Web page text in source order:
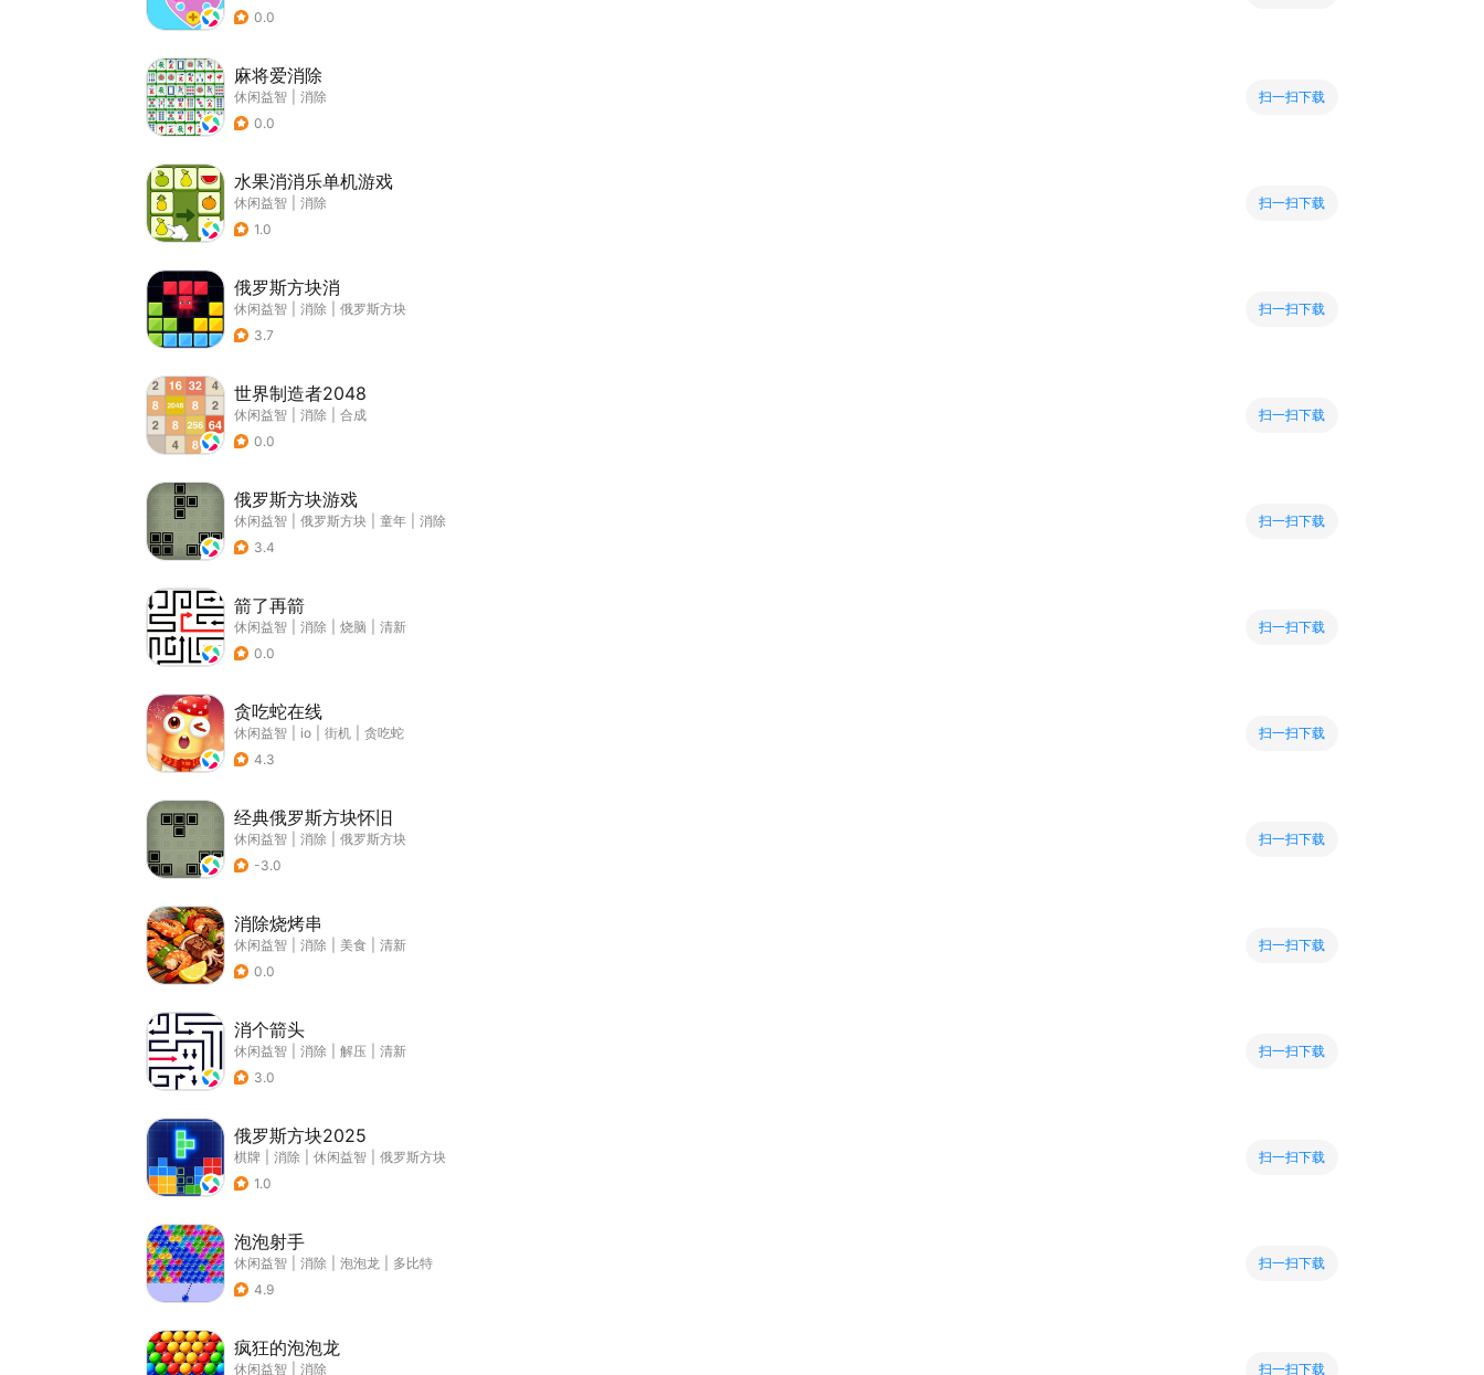
0.0
麻将爱消除
休闲益智
消除
0.0
扫一扫下载
水果消消乐单机游戏
休闲益智
消除
1.0
扫一扫下载
俄罗斯方块消
休闲益智 消除
俄罗斯方块
3.7
扫一扫下载
世界制造者2048
休闲益智 消除
合成
0.0
扫一扫下载
俄罗斯方块游戏
休闲益智 俄罗斯方块 童年
消除
3.4
扫一扫下载
箭了再箭
休闲益智 消除 烧脑
清新
0.0
扫一扫下载
贪吃蛇在线
休闲益智 io 街机
贪吃蛇
4.3
扫一扫下载
经典俄罗斯方块怀旧
休闲益智 消除
俄罗斯方块
-3.0
扫一扫下载
消除烧烤串
休闲益智 消除 美食
清新
0.0
扫一扫下载
消个箭头
休闲益智 消除 解压
清新
3.0
扫一扫下载
俄罗斯方块2025
棋牌 消除 休闲益智
俄罗斯方块
1.0
扫一扫下载
泡泡射手
休闲益智 消除 泡泡龙
多比特
4.9
扫一扫下载
疯狂的泡泡龙
休闲益智
消除
扫一扫下载